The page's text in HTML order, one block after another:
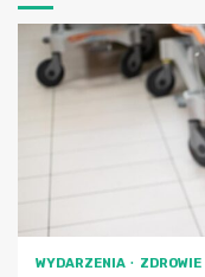
WYDARZENIA ZDROWIE